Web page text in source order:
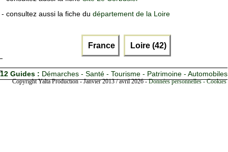
- consultez aussi la fiche du département de la Loire
France Loire (42)
12 Guides : Démarches - Santé - Tourisme - Patrimoine - Automobiles
Copyright Yalta Production - Janvier 2013 / avril 2026 -Données personnelles -